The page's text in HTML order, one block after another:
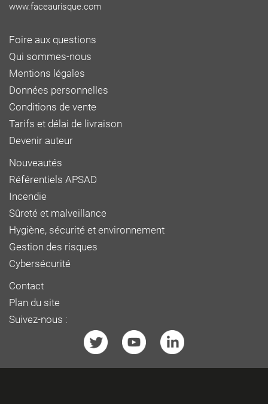
www.faceaurisque.com
Foire aux questions
Qui sommes-nous
Mentions légales
Données personnelles
Conditions de vente
Tarifs et délai de livraison
Devenir auteur
Nouveautés
Référentiels APSAD
Incendie
Sûreté et malveillance
Hygiène, sécurité et environnement
Gestion des risques
Cybersécurité
Contact
Plan du site
Suivez-nous :